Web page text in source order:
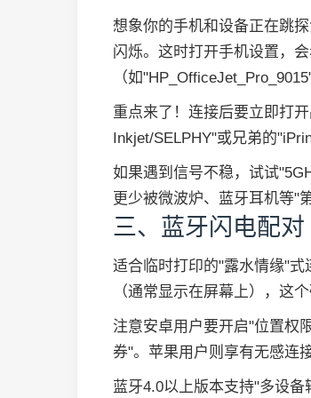
想象你的手机和设备正在跳
闪烁。这时打开手机设置，
（如"HP_OfficeJet_Pro_9015"
重点来了！连接后要立即打
Inkjet/SELPHY"或兄弟的
如果遇到信号不稳，试试
更少被微波炉、蓝牙耳机等"
三、蓝牙闪电配对
适合临时打印的"露水情缘"
（通常显示在屏幕上），这
注意安卓用户要开启"位置权
券"。苹果用户则享有无感连
蓝牙4.0以上版本支持"多设